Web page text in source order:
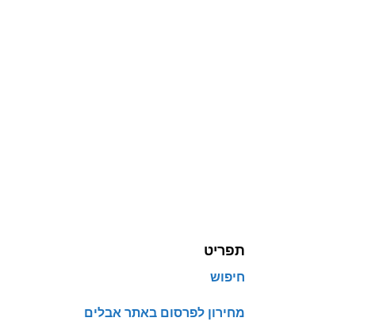
תפריט
חיפוש
מחירון לפרסום באתר אבלים